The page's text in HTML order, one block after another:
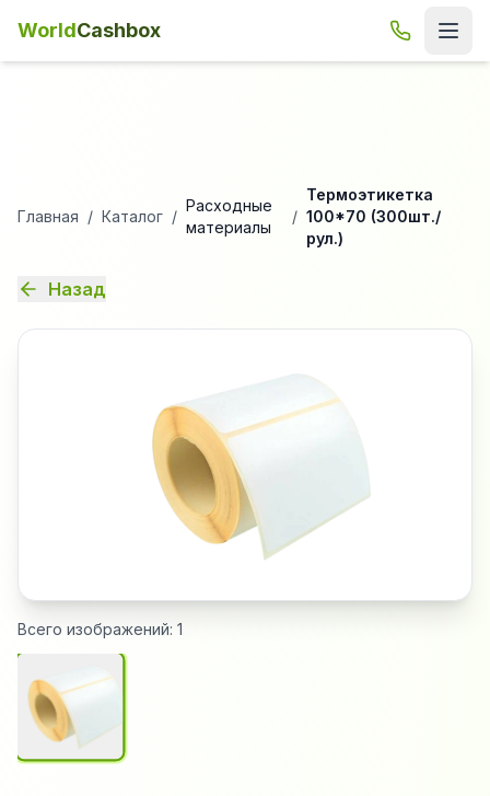
WorldCashbox
Главная / Каталог /
Расходные
материалы
/
Термоэтикетка
100*70 (300шт./
рул.)
Назад
Всего изображений: 1